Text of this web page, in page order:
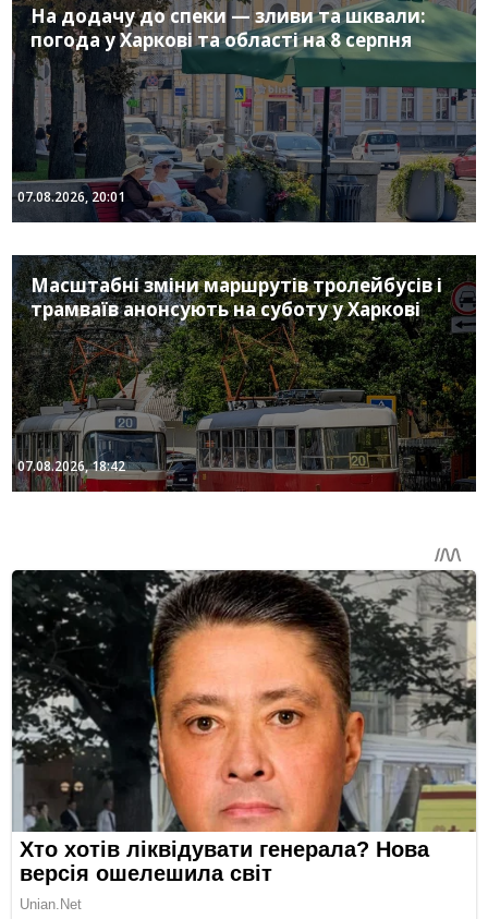
На додачу до спеки — зливи та шквали:
погода у Харкові та області на 8 серпня
07.08.2026, 20:01
Масштабні зміни маршрутів тролейбусів і
трамваїв анонсують на суботу у Харкові
07.08.2026, 18:42